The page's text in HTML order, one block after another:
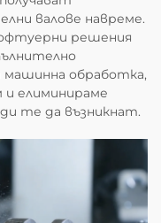
валове навреме.
решения
обработка,
и елиминираме
те да възникнат.